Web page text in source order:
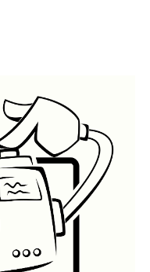
Menü
öffnen